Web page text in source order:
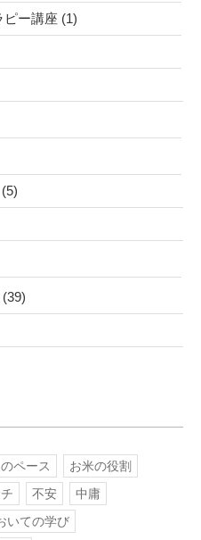
ー講座 (1)
ペース
お米の役割
不安
中庸
いての学び